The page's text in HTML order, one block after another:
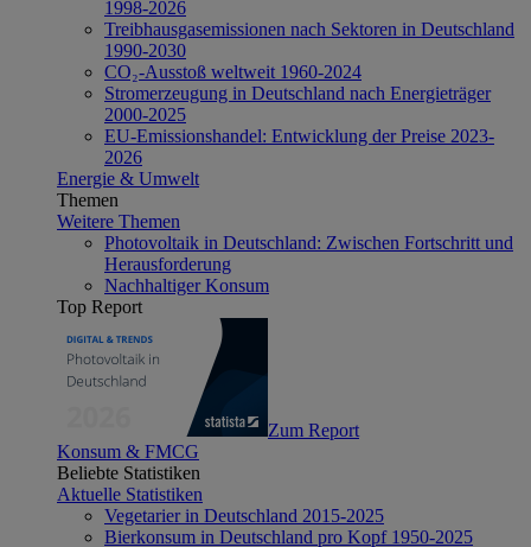
1998-2026
Treibhausgasemissionen nach Sektoren in Deutschland
1990-2030
CO₂-Ausstoß weltweit 1960-2024
Stromerzeugung in Deutschland nach Energieträger
2000-2025
EU-Emissionshandel: Entwicklung der Preise 2023-
2026
Energie & Umwelt
Themen
Weitere Themen
Photovoltaik in Deutschland: Zwischen Fortschritt und
Herausforderung
Nachhaltiger Konsum
Top Report
Zum Report
Konsum & FMCG
Beliebte Statistiken
Aktuelle Statistiken
Vegetarier in Deutschland 2015-2025
Bierkonsum in Deutschland pro Kopf 1950-2025